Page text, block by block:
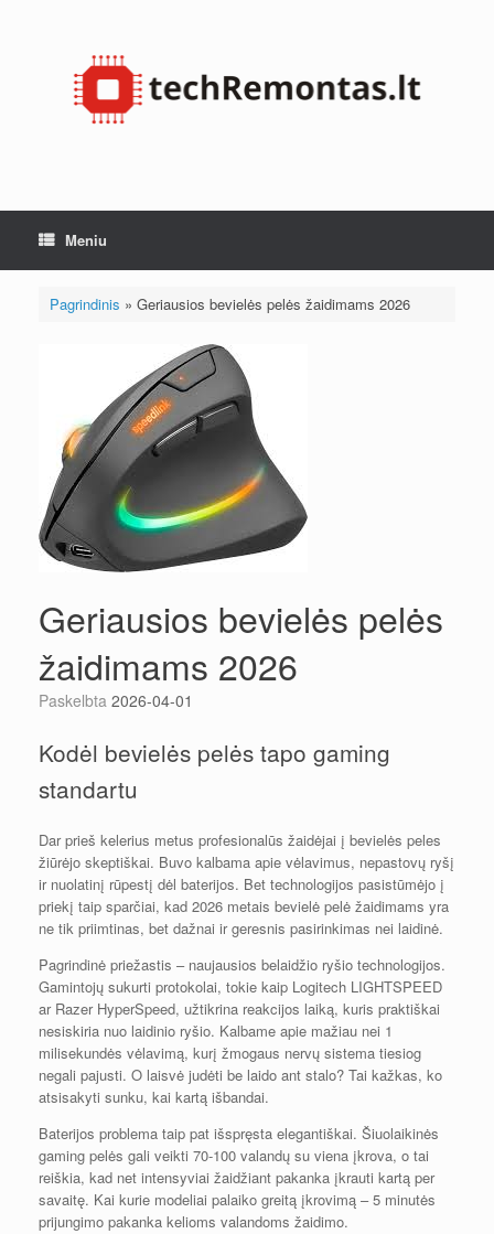
Meniu
Pagrindinis » Geriausios bevielės pelės žaidimams 2026
Geriausios bevielės pelės
žaidimams 2026
Paskelbta 2026-04-01
Kodėl bevielės pelės tapo gaming
standartu
Dar prieš kelerius metus profesionalūs žaidėjai į bevielės peles
žiūrėjo skeptiškai. Buvo kalbama apie vėlavimus, nepastovų ryšį
ir nuolatinį rūpestį dėl baterijos. Bet technologijos pasistūmėjo į
priekį taip sparčiai, kad 2026 metais bevielė pelė žaidimams yra
ne tik priimtinas, bet dažnai ir geresnis pasirinkimas nei laidinė.
Pagrindinė priežastis – naujausios belaidžio ryšio technologijos.
Gamintojų sukurti protokolai, tokie kaip Logitech LIGHTSPEED
ar Razer HyperSpeed, užtikrina reakcijos laiką, kuris praktiškai
nesiskiria nuo laidinio ryšio. Kalbame apie mažiau nei 1
milisekundės vėlavimą, kurį žmogaus nervų sistema tiesiog
negali pajusti. O laisvė judėti be laido ant stalo? Tai kažkas, ko
atsisakyti sunku, kai kartą išbandai.
Baterijos problema taip pat išspręsta elegantiškai. Šiuolaikinės
gaming pelės gali veikti 70-100 valandų su viena įkrova, o tai
reiškia, kad net intensyviai žaidžiant pakanka įkrauti kartą per
savaitę. Kai kurie modeliai palaiko greitą įkrovimą – 5 minutės
prijungimo pakanka kelioms valandoms žaidimo.